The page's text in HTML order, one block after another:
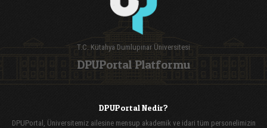
T.C. Kütahya Dumlupınar Üniversitesi
DPUPortal Platformu
DPUPortal Nedir?
DPUPortal, Üniversitemiz ailesine mensup akademik ve idari tüm personelimizin